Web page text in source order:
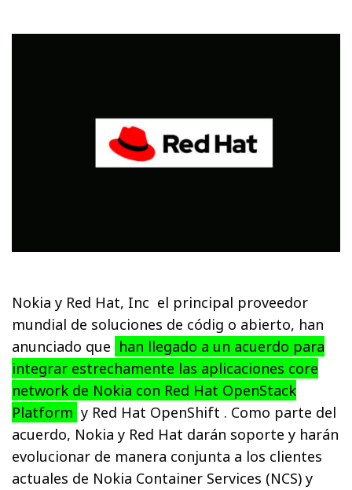
Nokia y Red Hat, Inc el principal proveedor
mundial de soluciones de códig o abierto, han
anunciado que han llegado a un acuerdo para
integrar estrechamente las aplicaciones core
network de Nokia con Red Hat OpenStack
Platform y Red Hat OpenShift . Como parte del
acuerdo, Nokia y Red Hat darán soporte y harán
evolucionar de manera conjunta a los clientes
actuales de Nokia Container Services (NCS) y